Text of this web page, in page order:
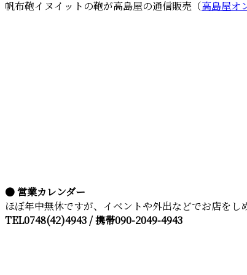
帆布鞄イヌイットの鞄が高島屋の通信販売（高島屋オ
● 営業カレンダー
ほぼ年中無休ですが、イベントや外出などでお店を
TEL0748(42)4943 / 携帯090-2049-4943